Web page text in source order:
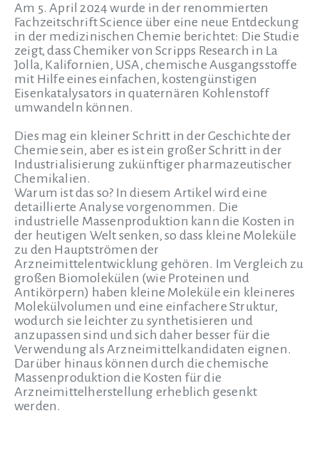
Am 5. April 2024 wurde in der renommierten
Fachzeitschrift Science über eine neue Entdeckung
in der medizinischen Chemie berichtet: Die Studie
zeigt, dass Chemiker von Scripps Research in La
Jolla, Kalifornien, USA, chemische Ausgangsstoffe
mit Hilfe eines einfachen, kostengünstigen
Eisenkatalysators in quaternären Kohlenstoff
umwandeln können.
Dies mag ein kleiner Schritt in der Geschichte der
Chemie sein, aber es ist ein großer Schritt in der
Industrialisierung zukünftiger pharmazeutischer
Chemikalien.
Warum ist das so? In diesem Artikel wird eine
detaillierte Analyse vorgenommen. Die
industrielle Massenproduktion kann die Kosten in
der heutigen Welt senken, so dass kleine Moleküle
zu den Hauptströmen der
Arzneimittelentwicklung gehören. Im Vergleich zu
großen Biomolekülen (wie Proteinen und
Antikörpern) haben kleine Moleküle ein kleineres
Molekülvolumen und eine einfachere Struktur,
wodurch sie leichter zu synthetisieren und
anzupassen sind und sich daher besser für die
Verwendung als Arzneimittelkandidaten eignen.
Darüber hinaus können durch die chemische
Massenproduktion die Kosten für die
Arzneimittelherstellung erheblich gesenkt
werden.